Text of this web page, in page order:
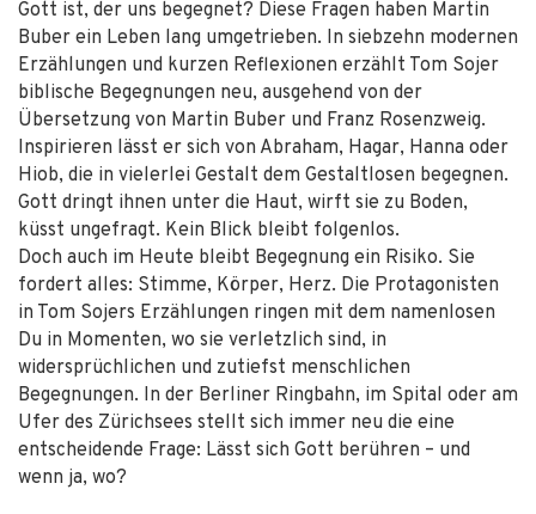
Gott ist, der uns begegnet? Diese Fragen haben Martin
Buber ein Leben lang umgetrieben. In siebzehn modernen
Erzählungen und kurzen Reflexionen erzählt Tom Sojer
biblische Begegnungen neu, ausgehend von der
Übersetzung von Martin Buber und Franz Rosenzweig.
Inspirieren lässt er sich von Abraham, Hagar, Hanna oder
Hiob, die in vielerlei Gestalt dem Gestaltlosen begegnen.
Gott dringt ihnen unter die Haut, wirft sie zu Boden,
küsst ungefragt. Kein Blick bleibt folgenlos.
Doch auch im Heute bleibt Begegnung ein Risiko. Sie
fordert alles: Stimme, Körper, Herz. Die Protagonisten
in Tom Sojers Erzählungen ringen mit dem namenlosen
Du in Momenten, wo sie verletzlich sind, in
widersprüchlichen und zutiefst menschlichen
Begegnungen. In der Berliner Ringbahn, im Spital oder am
Ufer des Zürichsees stellt sich immer neu die eine
entscheidende Frage: Lässt sich Gott berühren – und
wenn ja, wo?